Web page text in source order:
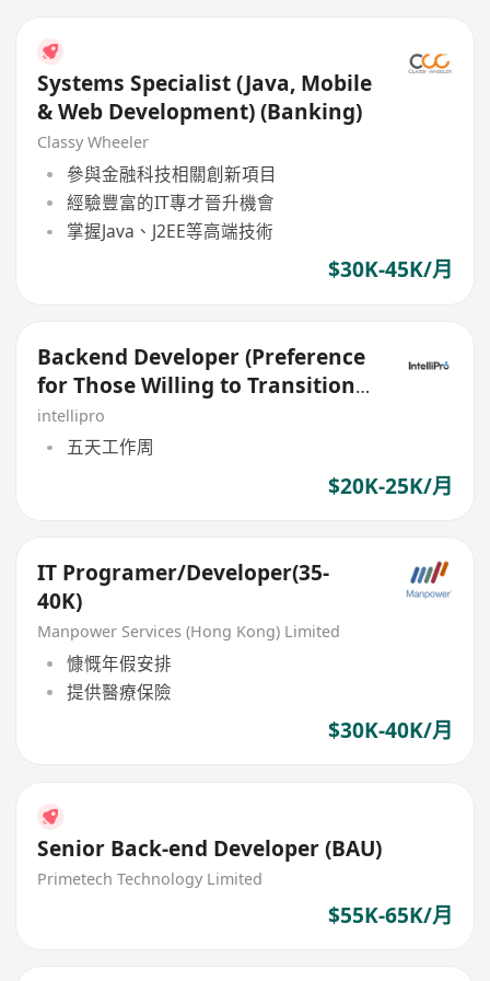
Systems Specialist (Java, Mobile
& Web Development) (Banking)
Classy Wheeler
參與金融科技相關創新項目
經驗豐富的IT專才晉升機會
掌握Java、J2EE等高端技術
$30K-45K/月
Backend Developer (Preference
for Those Willing to Transition
to Go/golang)
intellipro
五天工作周
$20K-25K/月
IT Programer/Developer(35-
40K)
Manpower Services (Hong Kong) Limited
慷慨年假安排
提供醫療保險
$30K-40K/月
Senior Back-end Developer (BAU)
Primetech Technology Limited
$55K-65K/月